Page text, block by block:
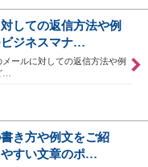
しての返信方法や例
ビジネスマナ…
ールに対しての返信方法や例
…
き方や例文をご紹
すい文章のポ…